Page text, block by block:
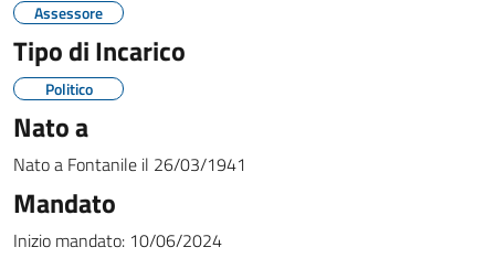
Assessore
Tipo di Incarico
Politico
Nato a
Nato a Fontanile il 26/03/1941
Mandato
Inizio mandato: 10/06/2024